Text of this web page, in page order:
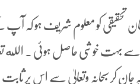
تحقیقی کو معلوم شریف ہو کہ آپ
بہت خوشی حاصل ہوئی ۔ الله
کر سبحانہ وتعالیٰ سے اس پر ثابت